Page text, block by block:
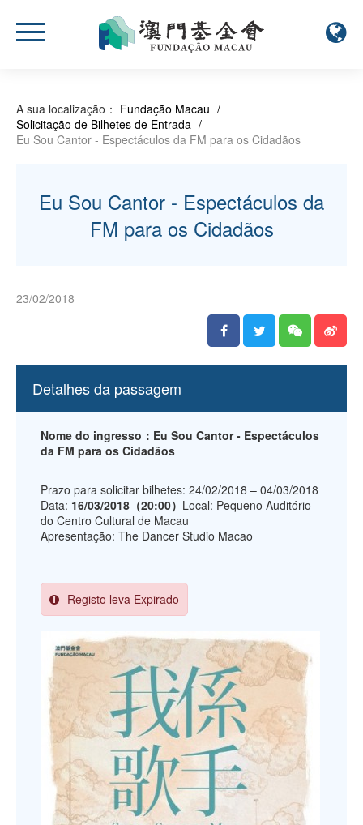
A sua localização： Fundação Macau /
Solicitação de Bilhetes de Entrada /
Eu Sou Cantor - Espectáculos da FM para os Cidadãos
Eu Sou Cantor - Espectáculos da
FM para os Cidadãos
23/02/2018
Detalhes da passagem
Nome do ingresso：Eu Sou Cantor - Espectáculos
da FM para os Cidadãos
Prazo para solicitar bilhetes: 24/02/2018 – 04/03/2018
Data: 16/03/2018（20:00） Local: Pequeno Auditório
do Centro Cultural de Macau
Apresentação: The Dancer Studio Macao
Registo leva Expirado